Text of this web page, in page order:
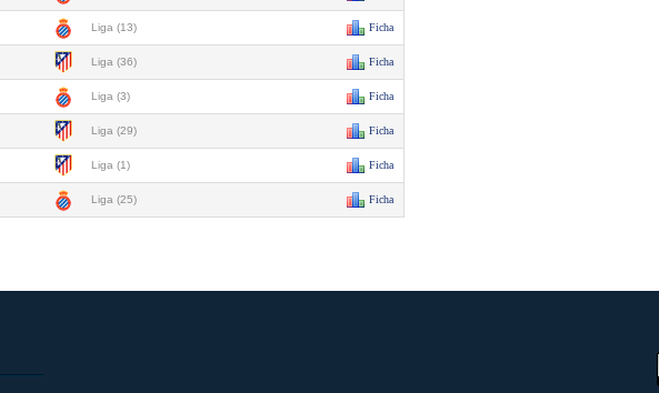
Liga (13) Ficha
Liga (36) Ficha
Liga (3) Ficha
Liga (29) Ficha
Liga (1) Ficha
Liga (25) Ficha